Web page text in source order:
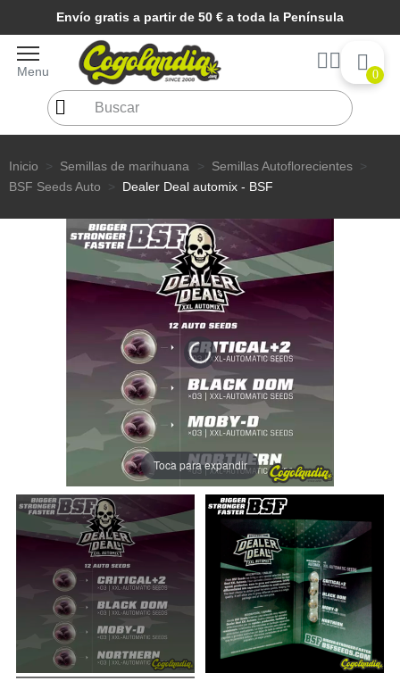
Envío gratis a partir de 50 € a toda la Península
Menu 0
Inicio Semillas de marihuana
Semillas Autoflorecientes
BSF Seeds Auto
Dealer Deal automix - BSF
Toca para expandir